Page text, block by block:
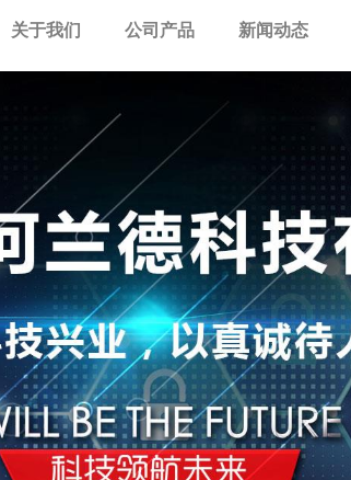
关于我们 公司产品 新闻动态